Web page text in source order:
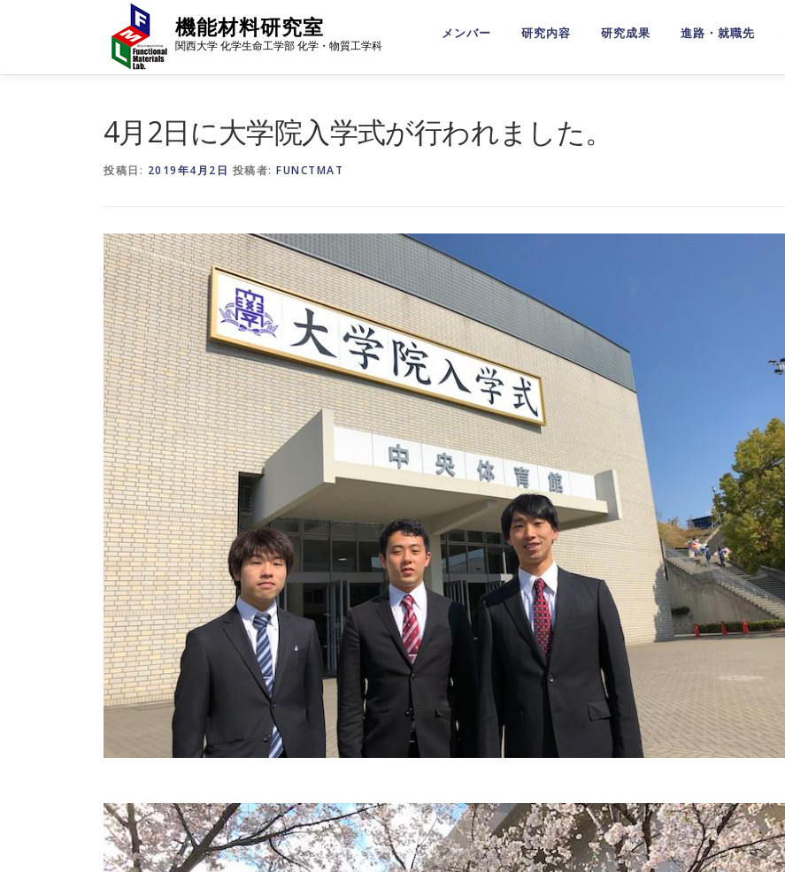
ン
機能材料研究室
関西大学 化学生命工学部 化学・物質工学科
メンバー 研究内容 研究成果 進路・就職先
4月2日に大学院入学式が行われました。
投稿日: 2019年4月2日 投稿者: FUNCTMAT